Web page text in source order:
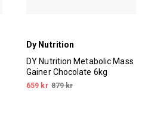
Dy Nutrition
DY Nutrition Metabolic Mass
Gainer Chocolate 6kg
659 kr 879 kr